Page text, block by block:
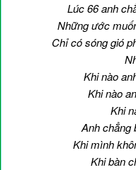
Lúc 66 anh
Những ước
Chỉ có sóng gió
Khi nào
Khi nào
Khi
Anh chẳng
Khi mình
Khi bàn